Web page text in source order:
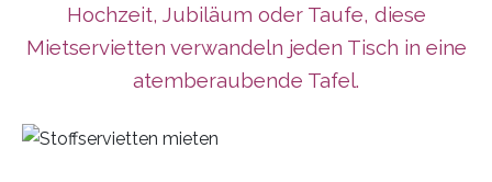
Hochzeit, Jubiläum oder Taufe, diese
Mietservietten verwandeln jeden Tisch in eine
atemberaubende Tafel.